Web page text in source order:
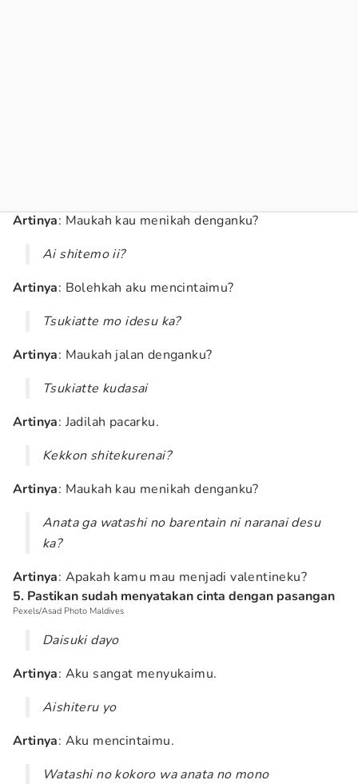
Artinya: Maukah kau menikah denganku?
Ai shitemo ii?
Artinya: Bolehkah aku mencintaimu?
Tsukiatte mo idesu ka?
Artinya: Maukah jalan denganku?
Tsukiatte kudasai
Artinya: Jadilah pacarku.
Kekkon shitekurenai?
Artinya: Maukah kau menikah denganku?
Anata ga watashi no barentain ni naranai desu
ka?
Artinya: Apakah kamu mau menjadi valentineku?
5. Pastikan sudah menyatakan cinta dengan pasangan
Pexels/Asad Photo Maldives
Daisuki dayo
Artinya: Aku sangat menyukaimu.
Aishiteru yo
Artinya: Aku mencintaimu.
Watashi no kokoro wa anata no mono